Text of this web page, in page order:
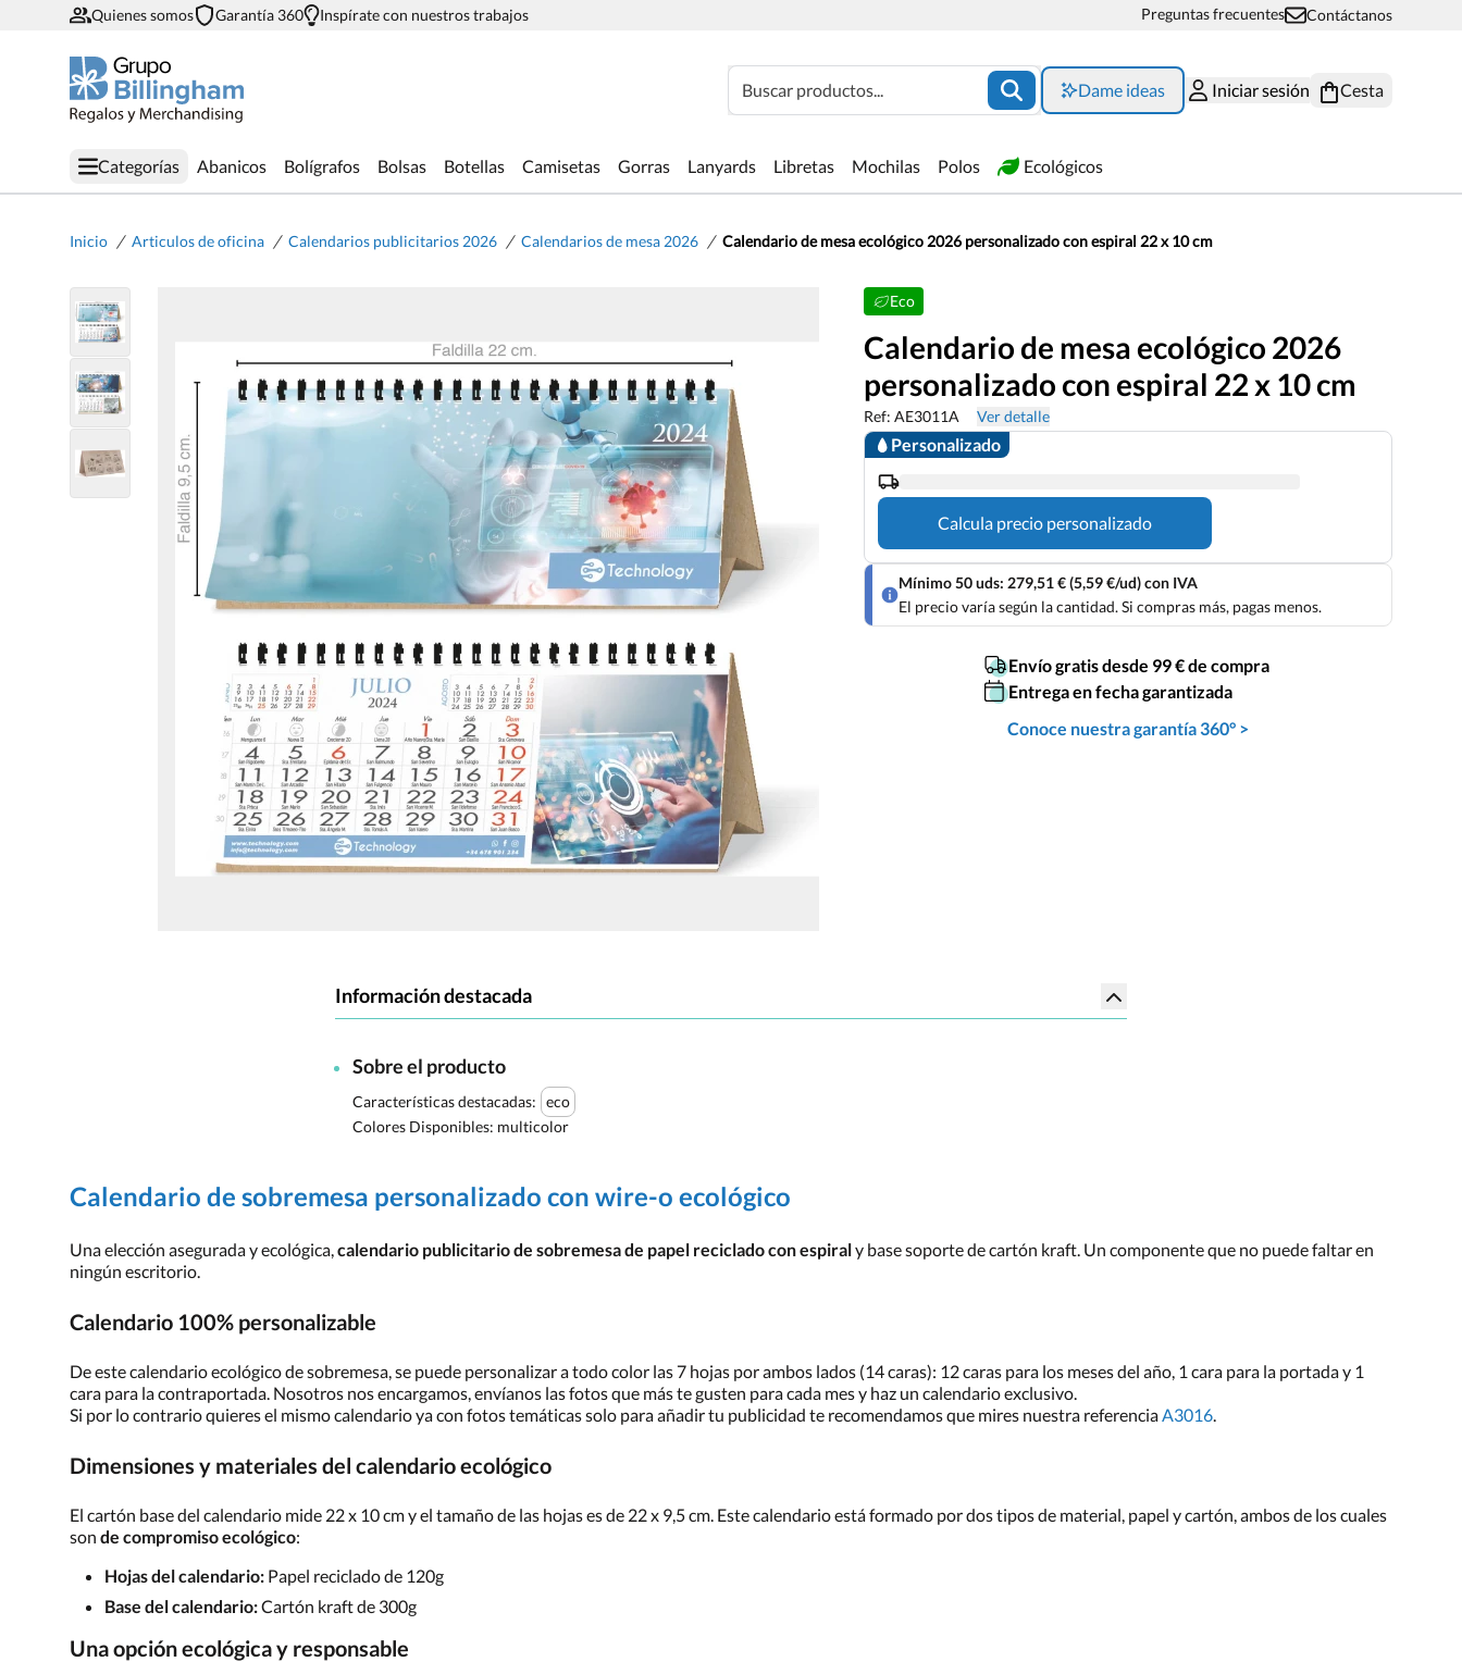
Quienes somos Garantía 360 Inspírate con nuestros trabajos Preguntas frecuentes Contáctanos
Buscar productos... Dame ideas Iniciar sesión Cesta
Categorías Abanicos Bolígrafos Bolsas Botellas Camisetas Gorras Lanyards Libretas Mochilas Polos Ecológicos
Inicio / Articulos de oficina / Calendarios publicitarios 2026 / Calendarios de mesa 2026 / Calendario de mesa ecológico 2026 personalizado con espiral 22 x 10 cm
Eco
Calendario de mesa ecológico 2026
personalizado con espiral 22 x 10 cm
Ref: AE3011A Ver detalle
Personalizado
Calcula precio personalizado
Mínimo 50 uds: 279,51 € (5,59 €/ud) con IVA
El precio varía según la cantidad. Si compras más, pagas menos.
Envío gratis desde 99 € de compra
Entrega en fecha garantizada
Conoce nuestra garantía 360° >
Información destacada
Sobre el producto
Características destacadas: eco
Colores Disponibles: multicolor
Calendario de sobremesa personalizado con wire-o ecológico
Una elección asegurada y ecológica,calendario publicitario de sobremesa de papel reciclado con espiraly base soporte de cartón kraft. Un componente que no puede faltar en
ningún escritorio.
Calendario 100% personalizable
De este calendario ecológico de sobremesa, se puede personalizar a todo color las 7 hojas por ambos lados (14 caras): 12 caras para los meses del año, 1 cara para la portada y 1
cara para la contraportada. Nosotros nos encargamos, envíanos las fotos que más te gusten para cada mes y haz un calendario exclusivo.
Si por lo contrario quieres el mismo calendario ya con fotos temáticas solo para añadir tu publicidad te recomendamos que mires nuestra referenciaA3016.
Dimensiones y materiales del calendario ecológico
El cartón base del calendario mide 22 x 10 cm y el tamaño de las hojas es de 22 x 9,5 cm. Este calendario está formado por dos tipos de material, papel y cartón, ambos de los cuales
son de compromiso ecológico:
Hojas del calendario: Papel reciclado de 120g
Base del calendario:Cartón kraft de 300g
Una opción ecológica y responsable